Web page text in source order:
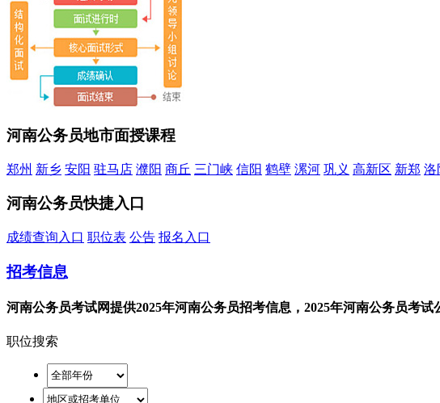
河南公务员地市面授课程
郑州 新乡 安阳 驻马店 濮阳 商丘 三门峡 信阳 鹤壁 漯河 巩义 高新区 新郑 洛
河南公务员快捷入口
成绩查询入口 职位表 公告 报名入口
招考信息
河南公务员考试网提供2025年河南公务员招考信息，2025年河南公务员考
职位搜索